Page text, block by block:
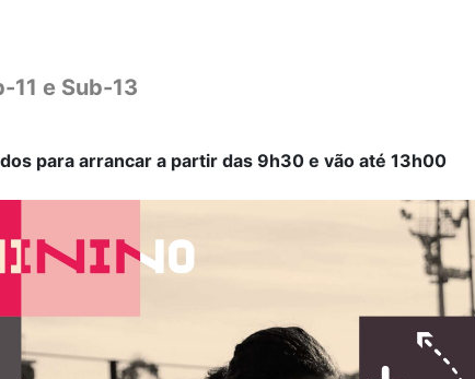
11 e Sub-13
para arrancar a partir das 9h30 e vão até 13h00